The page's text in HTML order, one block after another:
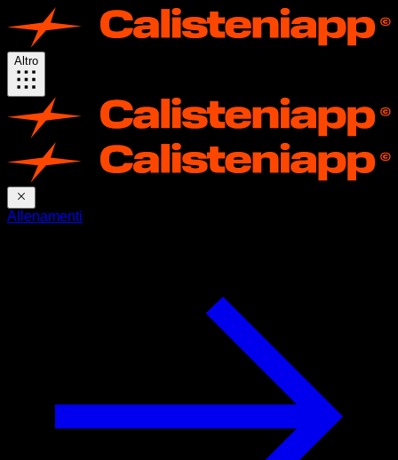
Altro
Allenamenti